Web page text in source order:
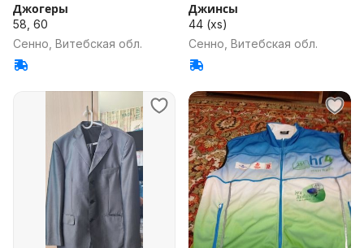
Джогеры
58, 60
Сенно, Витебская обл.
Джинсы
44 (xs)
Сенно, Витебская обл.